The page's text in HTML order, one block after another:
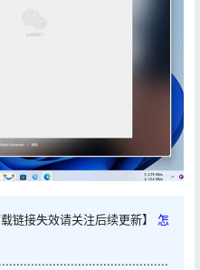
链接失效请关注后续更新】 怎